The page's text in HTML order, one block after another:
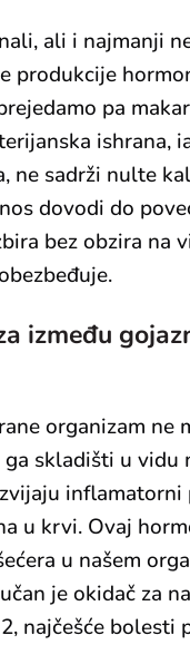
ali i najmanji
produkcije
pa
ishrana,
ne sadrži nulte
dovodi do
bez obzira na
između
organizam ne
skladišti u vidu
inflamatorni
u krvi. Ovaj
u našem
je okidač za
najčešće bolesti